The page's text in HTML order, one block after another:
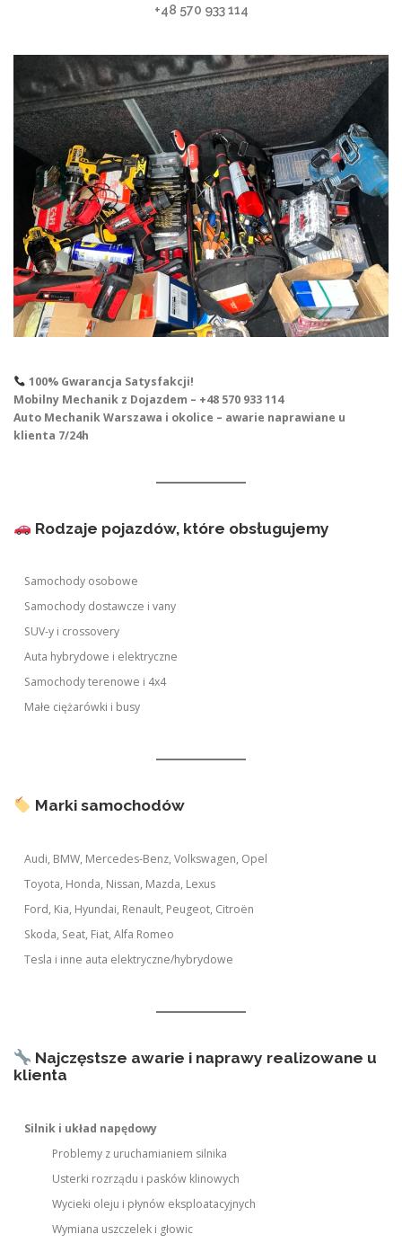
+48 570 933 114
100% Gwarancja Satysfakcji!
Mobilny Mechanik z Dojazdem – +48 570 933 114
Auto Mechanik Warszawa i okolice – awarie naprawiane u
klienta 7/24h
Rodzaje pojazdów, które obsługujemy
Samochody osobowe
Samochody dostawcze i vany
SUV-y i crossovery
Auta hybrydowe i elektryczne
Samochody terenowe i 4x4
Małe ciężarówki i busy
Marki samochodów
Audi, BMW, Mercedes-Benz, Volkswagen, Opel
Toyota, Honda, Nissan, Mazda, Lexus
Ford, Kia, Hyundai, Renault, Peugeot, Citroën
Skoda, Seat, Fiat, Alfa Romeo
Tesla i inne auta elektryczne/hybrydowe
Najczęstsze awarie i naprawy realizowane u
klienta
Silnik i układ napędowy
Problemy z uruchamianiem silnika
Usterki rozrządu i pasków klinowych
Wycieki oleju i płynów eksploatacyjnych
Wymiana uszczelek i głowic